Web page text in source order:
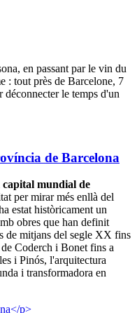
en passant par le vin du
: tout près de Barcelone, 7
déconnecter le temps d'un
de Barcelona
capital mundial de
per mirar més enllà del
estat històricament un
obres que han definit
de mitjans del segle XX fins
Coderch i Bonet fins a
i Pinós, l'arquitectura
i transformadora en